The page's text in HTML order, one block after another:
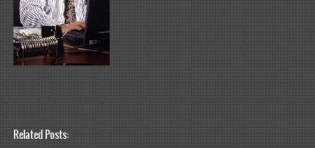
Related Posts: